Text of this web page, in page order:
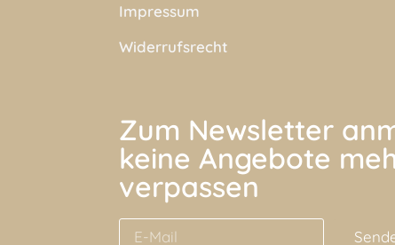
Impressum
Widerrufsrecht
Zum Newsletter
keine Angebote
verpassen